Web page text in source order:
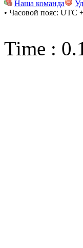
Наша команда
• Часовой пояс: UTC
Time :